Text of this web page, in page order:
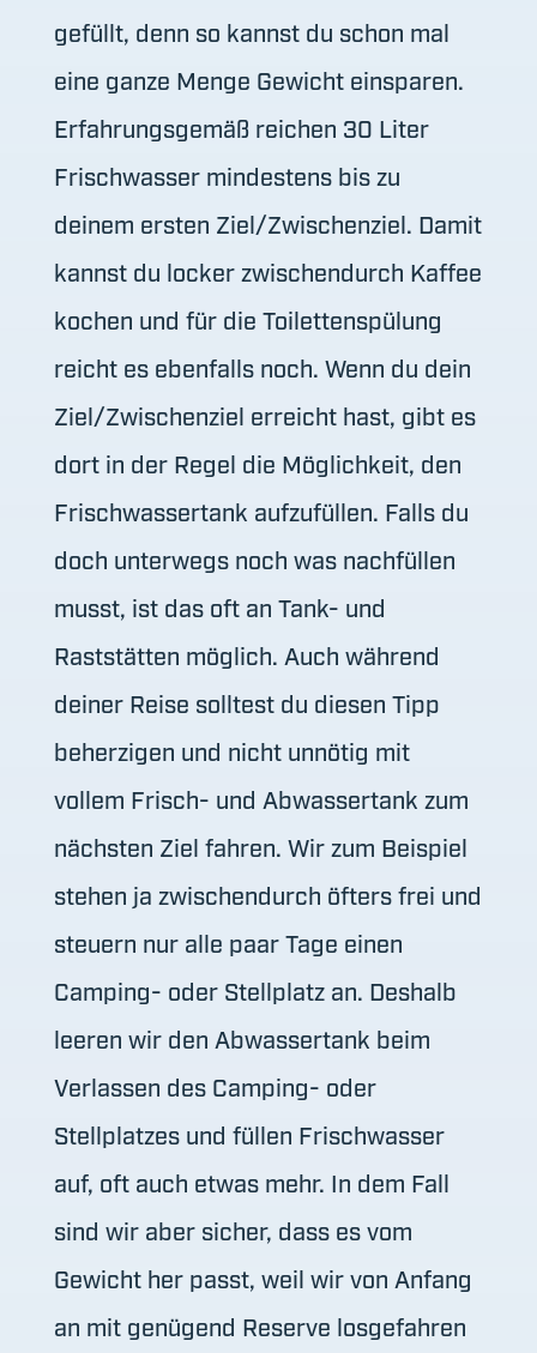
gefüllt, denn so kannst du schon mal
eine ganze Menge Gewicht einsparen.
Erfahrungsgemäß reichen 30 Liter
Frischwasser mindestens bis zu
deinem ersten Ziel/Zwischenziel. Damit
kannst du locker zwischendurch Kaffee
kochen und für die Toilettenspülung
reicht es ebenfalls noch. Wenn du dein
Ziel/Zwischenziel erreicht hast, gibt es
dort in der Regel die Möglichkeit, den
Frischwassertank aufzufüllen. Falls du
doch unterwegs noch was nachfüllen
musst, ist das oft an Tank- und
Raststätten möglich. Auch während
deiner Reise solltest du diesen Tipp
beherzigen und nicht unnötig mit
vollem Frisch- und Abwassertank zum
nächsten Ziel fahren. Wir zum Beispiel
stehen ja zwischendurch öfters frei und
steuern nur alle paar Tage einen
Camping- oder Stellplatz an. Deshalb
leeren wir den Abwassertank beim
Verlassen des Camping- oder
Stellplatzes und füllen Frischwasser
auf, oft auch etwas mehr. In dem Fall
sind wir aber sicher, dass es vom
Gewicht her passt, weil wir von Anfang
an mit genügend Reserve losgefahren